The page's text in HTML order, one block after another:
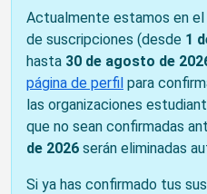
Actualmente estamos en
de suscripciones (desde 1
hasta 30 de agosto de
página de perfil para
las organizaciones
que no sean confirmadas
de 2026 serán eliminadas
Si ya has confirmado tus